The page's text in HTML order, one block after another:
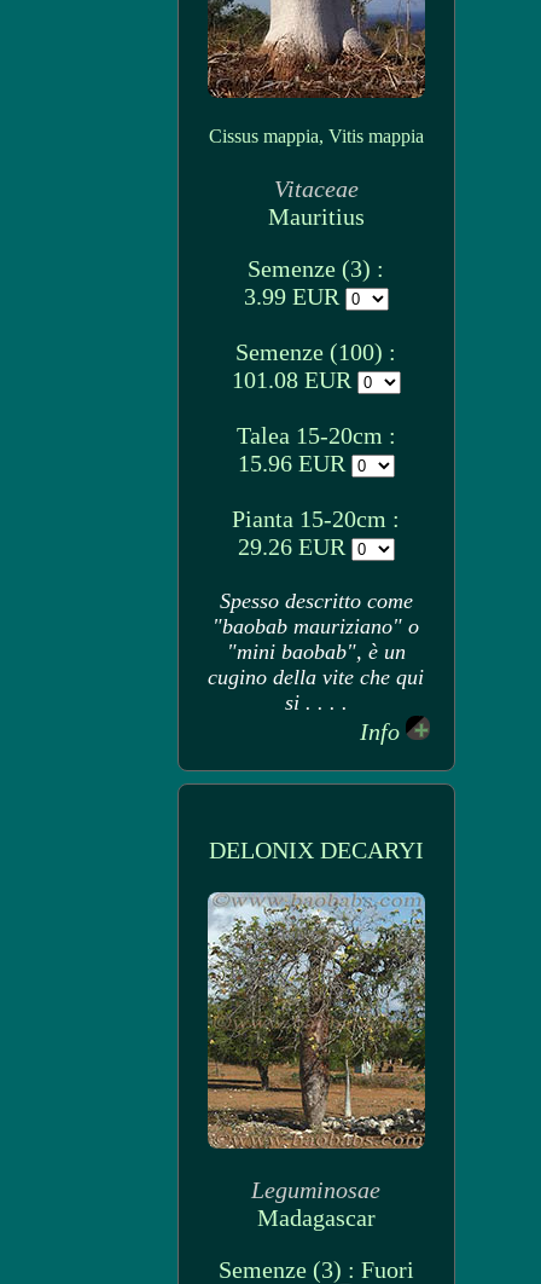
Cissus mappia, Vitis mappia
Vitaceae
Mauritius
Semenze (3) :
3.99 EUR
Semenze (100) :
101.08 EUR
Talea 15-20cm :
15.96 EUR
Pianta 15-20cm :
29.26 EUR
Spesso descritto come
"baobab mauriziano" o
"mini baobab", è un
cugino della vite che qui
si . . . .
Info
DELONIX DECARYI
Leguminosae
Madagascar
Semenze (3) : Fuori